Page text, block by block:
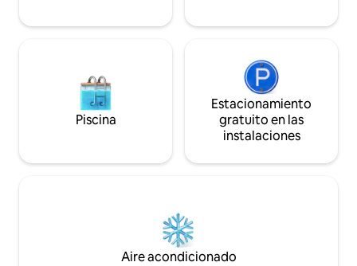
Piscina
Estacionamiento
gratuito en las
instalaciones
Aire acondicionado